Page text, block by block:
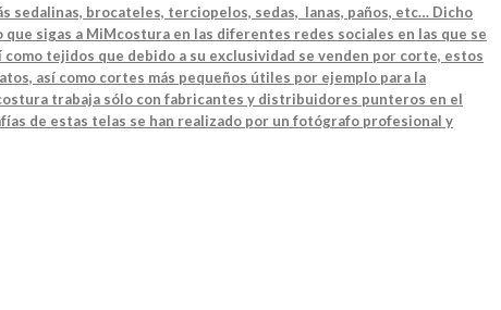
brocateles, terciopelos, sedas, lanas, paños, etc… Dicho
sigas a MiMcostura en las diferentes redes sociales en las que se
tejidos que debido a su exclusividad se venden por corte, estos
así como cortes más pequeños útiles por ejemplo para la
trabaja sólo con fabricantes y distribuidores punteros en el
de estas telas se han realizado por un fotógrafo profesional y